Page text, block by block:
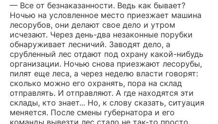
— Все от безнаказанности. Ведь как бывает?
Ночью на условленное место приезжает машина
лесорубов, они делают свое дело и утром
исчезают. Через день-два незаконные порубки
обнаруживает лесничий. Заводят дело, а
срубленный лес отдают под охрану какой-нибудь
организации. Ночью снова приезжают лесорубы,
пилят еще леса, а через неделю власти говорят:
сколько можно его охранять, пора на склад
отправлять. И отправляют. А где находятся эти
склады, кто знает... Но, к слову сказать, ситуация
меняется. После смены губернатора и его